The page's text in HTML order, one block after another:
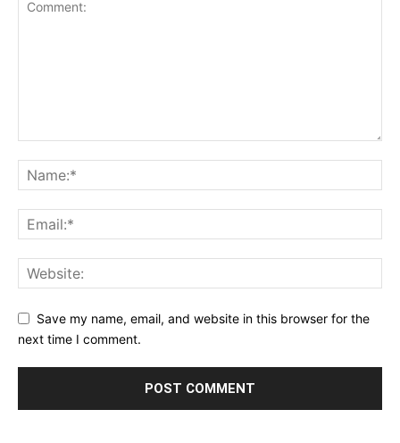
Save my name, email, and website in this browser for the
next time I comment.